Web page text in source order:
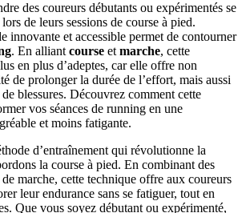
des coureurs débutants ou expérimentés se
de leurs sessions de course à pied.
innovante et accessible permet de contourner
. En alliantcourse etmarche, cette
en plus d’adeptes, car elle offre non
de prolonger la durée de l’effort, mais aussi
blessures. Découvrez comment cette
vos séances de running en une
et moins fatigante.
d’entraînement qui révolutionne la
la course à pied. En combinant des
marche, cette technique offre aux coureurs
leur endurance sans se fatiguer, tout en
Que vous soyez débutant ou expérimenté,